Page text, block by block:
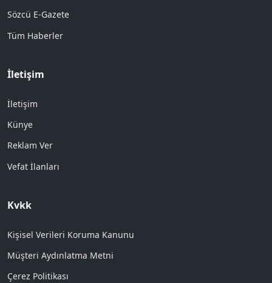
Sözcü E-Gazete
Tüm Haberler
İletişim
İletişim
Künye
Reklam Ver
Vefat İlanları
Kvkk
Kişisel Verileri Koruma Kanunu
Müşteri Aydınlatma Metni
Çerez Politikası